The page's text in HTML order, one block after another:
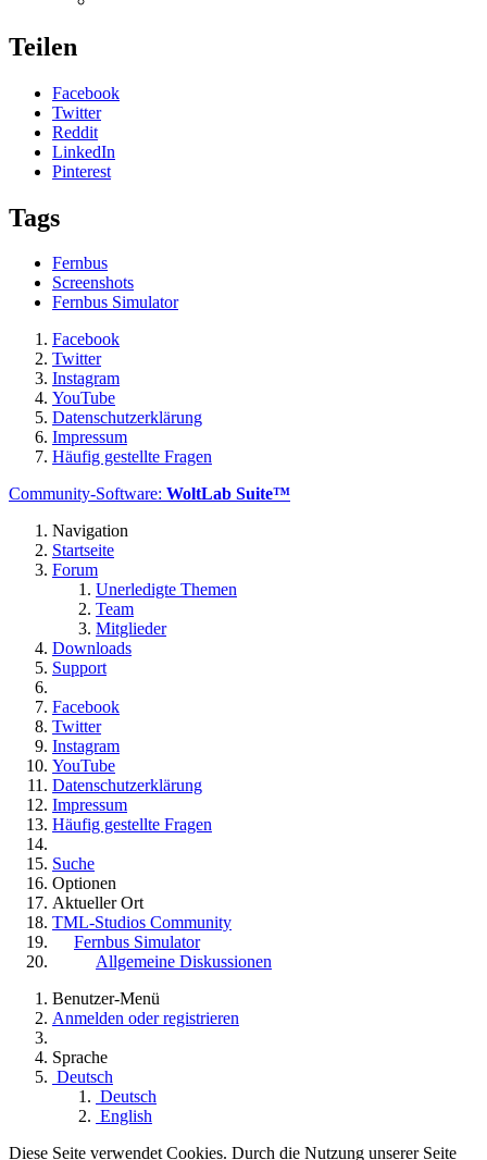
Teilen
Facebook
Twitter
Reddit
LinkedIn
Pinterest
Tags
Fernbus
Screenshots
Fernbus Simulator
Facebook
Twitter
Instagram
YouTube
Datenschutzerklärung
Impressum
Häufig gestellte Fragen
Community-Software: WoltLab Suite™
Navigation
Startseite
Forum
Unerledigte Themen
Team
Mitglieder
Downloads
Support
Facebook
Twitter
Instagram
YouTube
Datenschutzerklärung
Impressum
Häufig gestellte Fragen
Suche
Optionen
Aktueller Ort
TML-Studios Community
Fernbus Simulator
Allgemeine Diskussionen
Benutzer-Menü
Anmelden oder registrieren
Sprache
Deutsch
Deutsch
English
Diese Seite verwendet Cookies. Durch die Nutzung unserer Seite